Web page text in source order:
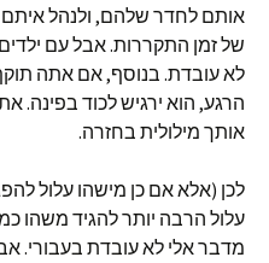
אותם לחדר שלהם, ולנהל
של זמן התקררות. אבל עם
לא עובדת. בנוסף, אם אתה
הרגע, הוא ירגיש לכוד בפינה.
אותך מילולית בחזרה.
לכן (אלא אם כן מישהו עלול
עלול הרבה יותר להגיד משהו
מדבר אלי לא עובדת בעבורי.